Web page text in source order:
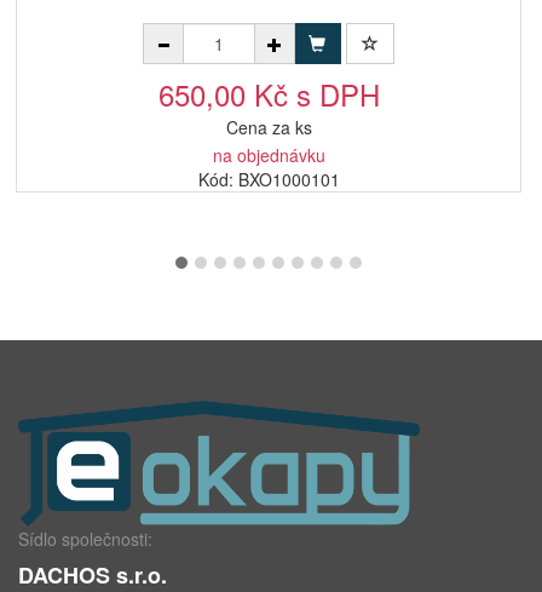
650,00 Kč s DPH
Cena za ks
na objednávku
Kód: BXO1000101
Sídlo společnosti:
DACHOS s.r.o.